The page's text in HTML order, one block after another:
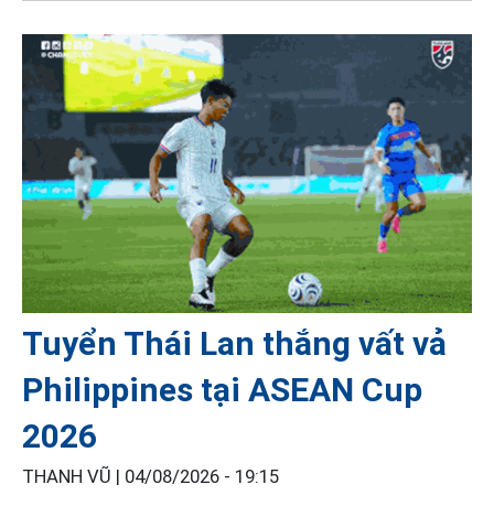
Tuyển Thái Lan thắng vất vả
Philippines tại ASEAN Cup
2026
THANH VŨ | 04/08/2026 - 19:15